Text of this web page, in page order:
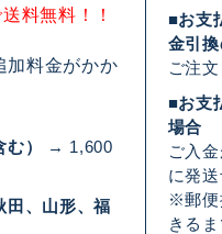
料無料！！
加料金がかか
）
→ 1,600
田、山形、福
■お支
金引
ご注
■お支
場合
ご入
に発
※郵便
きる